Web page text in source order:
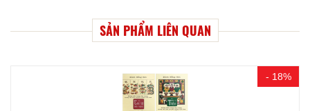
SẢN PHẨM LIÊN QUAN
- 18%